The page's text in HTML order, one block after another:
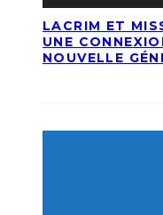
LACRIM ET
UNE
NOUVELLE